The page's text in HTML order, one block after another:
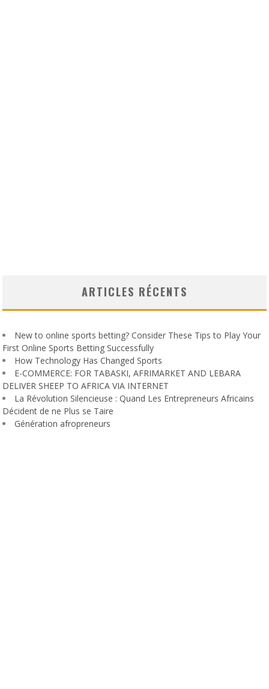
ARTICLES RÉCENTS
New to online sports betting? Consider These Tips to Play Your
First Online Sports Betting Successfully
How Technology Has Changed Sports
E-COMMERCE: FOR TABASKI, AFRIMARKET AND LEBARA
DELIVER SHEEP TO AFRICA VIA INTERNET
La Révolution Silencieuse : Quand Les Entrepreneurs Africains
Décident de ne Plus se Taire
Génération afropreneurs